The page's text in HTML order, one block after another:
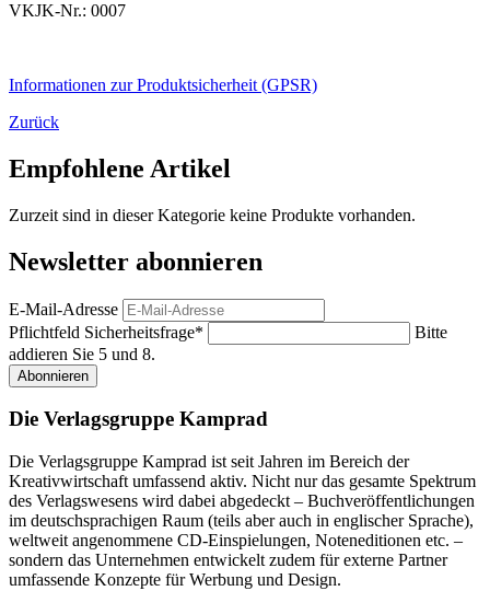
VKJK-Nr.: 0007
Informationen zur Produktsicherheit (GPSR)
Zurück
Empfohlene Artikel
Zurzeit sind in dieser Kategorie keine Produkte vorhanden.
Newsletter abonnieren
E-Mail-Adresse
Pflichtfeld Sicherheitsfrage*
Bitte
addieren Sie 5 und 8.
Abonnieren
Die Verlagsgruppe Kamprad
Die Verlagsgruppe Kamprad ist seit Jahren im Bereich der
Kreativwirtschaft umfassend aktiv. Nicht nur das gesamte Spektrum
des Verlagswesens wird dabei abgedeckt – Buchveröffentlichungen
im deutschsprachigen Raum (teils aber auch in englischer Sprache),
weltweit angenommene CD-Einspielungen, Noteneditionen etc. –
sondern das Unternehmen entwickelt zudem für externe Partner
umfassende Konzepte für Werbung und Design.